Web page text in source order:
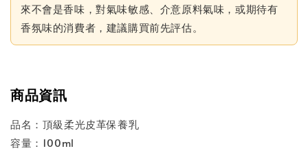
來不會是香味，對氣味敏感、介意原料氣味，或期待有
香氛味的消費者，建議購買前先評估。
商品資訊
品名：頂級柔光皮革保養乳
容量：100ml